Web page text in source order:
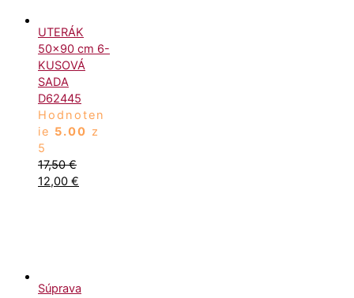
UTERÁK
50x90 cm 6-
KUSOVÁ
SADA
D62445
Hodnoten
ie 5.00 z
5
17,50€
12,00 €
Súprava